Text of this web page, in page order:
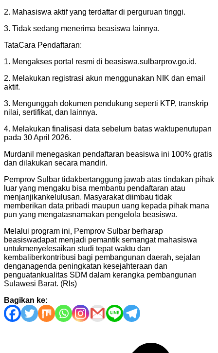
2. Mahasiswa aktif yang terdaftar di perguruan tinggi.
3. Tidak sedang menerima beasiswa lainnya.
TataCara Pendaftaran:
1. Mengakses portal resmi di beasiswa.sulbarprov.go.id.
2. Melakukan registrasi akun menggunakan NIK dan email
aktif.
3. Mengunggah dokumen pendukung seperti KTP, transkrip
nilai, sertifikat, dan lainnya.
4. Melakukan finalisasi data sebelum batas waktupenutupan
pada 30 April 2026.
Murdanil menegaskan pendaftaran beasiswa ini 100% gratis
dan dilakukan secara mandiri.
Pemprov Sulbar tidakbertanggung jawab atas tindakan pihak
luar yang mengaku bisa membantu pendaftaran atau
menjanjikankelulusan. Masyarakat diimbau tidak
memberikan data pribadi maupun uang kepada pihak mana
pun yang mengatasnamakan pengelola beasiswa.
Melalui program ini, Pemprov Sulbar berharap
beasiswadapat menjadi pemantik semangat mahasiswa
untukmenyelesaikan studi tepat waktu dan
kembaliberkontribusi bagi pembangunan daerah, sejalan
denganagenda peningkatan kesejahteraan dan
penguatankualitas SDM dalam kerangka pembangunan
Sulawesi Barat. (Rls)
Bagikan ke: